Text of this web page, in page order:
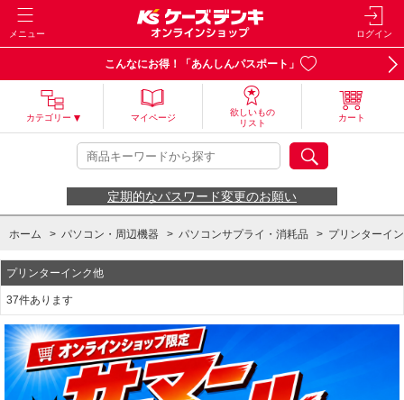
メニュー ログイン
こんなにお得！「あんしんパスポート」
カテゴリー マイページ
欲しいもの
リスト
カート
定期的なパスワード変更のお願い
ホーム > パソコン・周辺機器 > パソコンサプライ・消耗品 > プリンターイ
プリンターインク他
37件あります